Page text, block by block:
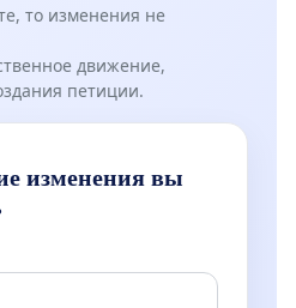
то изменения не
движение,
петиции.
изменения вы